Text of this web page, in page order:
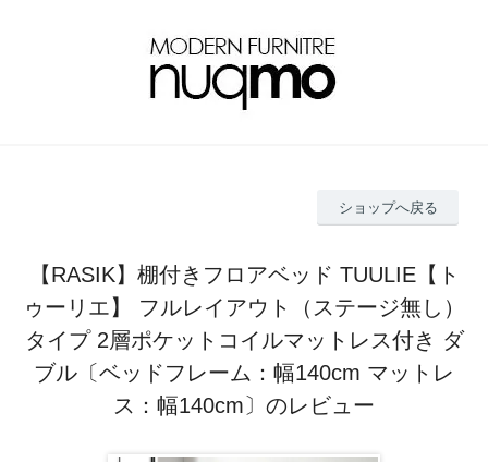
ショップへ戻る
【RASIK】棚付きフロアベッド TUULIE【ト
ゥーリエ】 フルレイアウト（ステージ無し）
タイプ 2層ポケットコイルマットレス付き ダ
ブル〔ベッドフレーム：幅140cm マットレ
ス：幅140cm〕のレビュー